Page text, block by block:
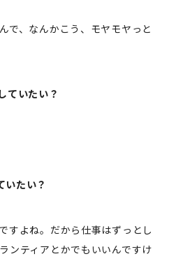
で、なんかこう、モヤモヤっと
ていたい？
いたい？
すよね。だから仕事はずっとし
ンティアとかでもいいんですけ